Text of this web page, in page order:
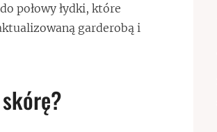
połowy łydki, które
garderobą i